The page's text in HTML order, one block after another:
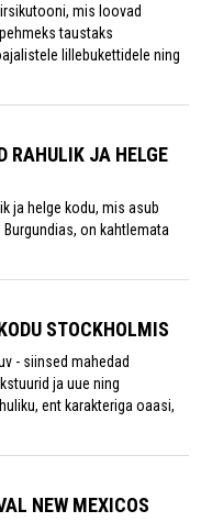
mis loovad
taustaks
lillebukettidele ning
RAHULIK JA HELGE
ja helge kodu, mis asub
on kahtlemata
STOCKHOLMIS
- siinsed mahedad
ja uue ning
ent karakteriga oaasi,
NEW MEXICOS